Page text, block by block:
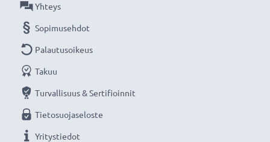
Yhteys
Sopimusehdot
Palautusoikeus
Takuu
Turvallisuus & Sertifioinnit
Tietosuojaseloste
Yritystiedot